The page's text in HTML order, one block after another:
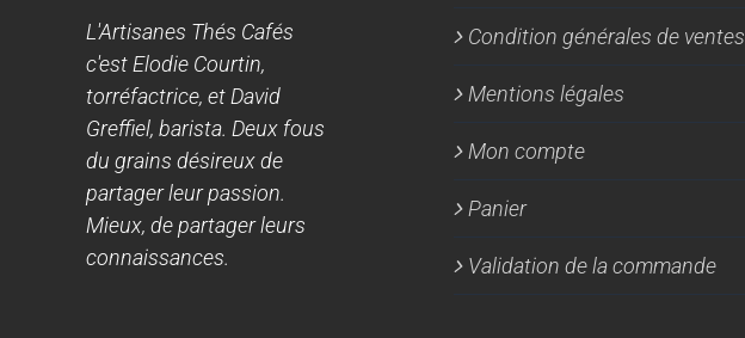
L'Artisanes Thés Cafés
c'est Elodie Courtin,
torréfactrice, et David
Greffiel, barista. Deux fous
du grains désireux de
partager leur passion.
Mieux, de partager leurs
connaissances.
Condition générales de ventes
Mentions légales
Mon compte
Panier
Validation de la commande